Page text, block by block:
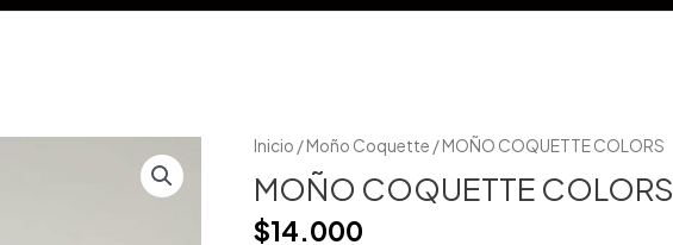
Inicio /Moño Coquette / MOÑO COQUETTE COLORS
MOÑO COQUETTE COLORS
$14.000
MOÑO
COQUETTE
COLORS
cantidad